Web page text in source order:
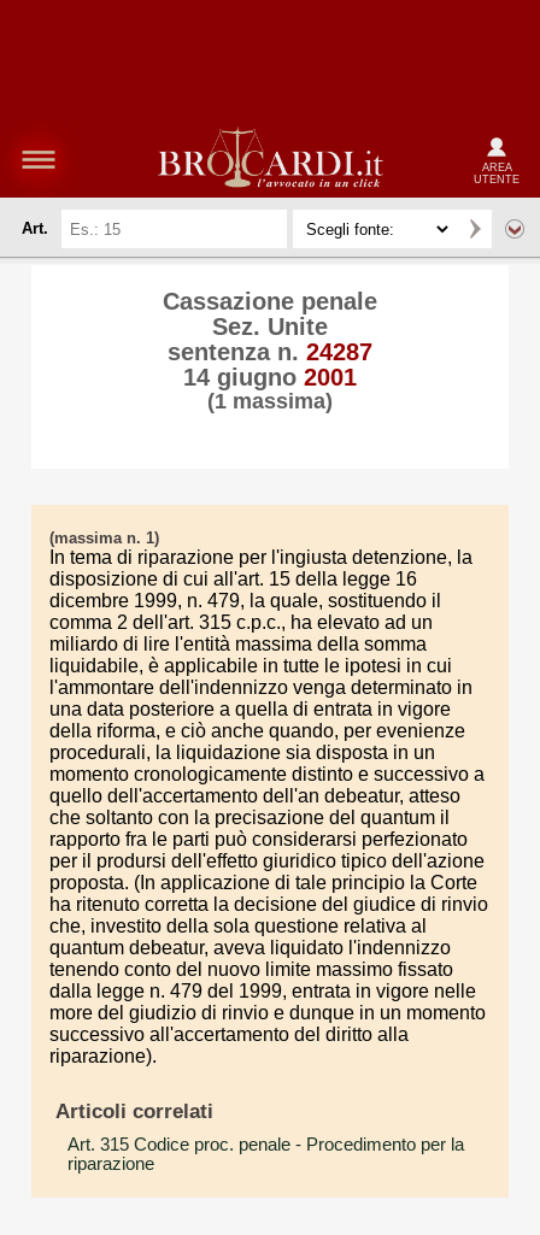
AREA
UTENTE
Art.
Cassazione penale
Sez. Unite
sentenza n. 24287
14 giugno 2001
(1 massima)
(massima n. 1)
In tema di riparazione per l'ingiusta detenzione, la
disposizione di cui all'art. 15 della legge 16
dicembre 1999, n. 479, la quale, sostituendo il
comma 2 dell'art. 315 c.p.c., ha elevato ad un
miliardo di lire l'entità massima della somma
liquidabile, è applicabile in tutte le ipotesi in cui
l'ammontare dell'indennizzo venga determinato in
una data posteriore a quella di entrata in vigore
della riforma, e ciò anche quando, per evenienze
procedurali, la liquidazione sia disposta in un
momento cronologicamente distinto e successivo a
quello dell'accertamento dell'an debeatur, atteso
che soltanto con la precisazione del quantum il
rapporto fra le parti può considerarsi perfezionato
per il prodursi dell'effetto giuridico tipico dell'azione
proposta. (In applicazione di tale principio la Corte
ha ritenuto corretta la decisione del giudice di rinvio
che, investito della sola questione relativa al
quantum debeatur, aveva liquidato l'indennizzo
tenendo conto del nuovo limite massimo fissato
dalla legge n. 479 del 1999, entrata in vigore nelle
more del giudizio di rinvio e dunque in un momento
successivo all'accertamento del diritto alla
riparazione).
Articoli correlati
Art. 315 Codice proc. penale - Procedimento per la
riparazione